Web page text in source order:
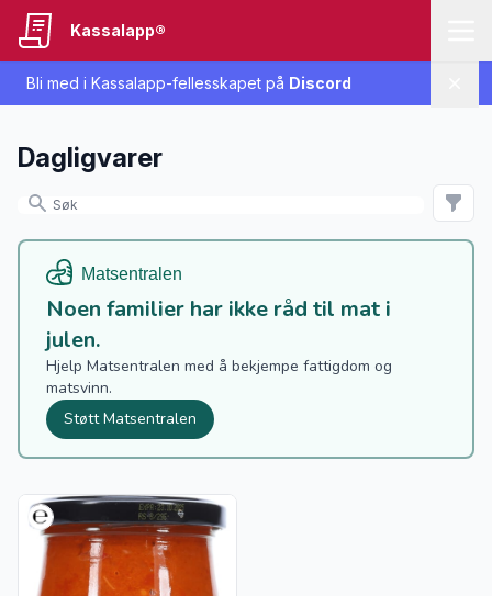
Bli med i Kassalapp-fellesskapet på Discord
Kassalapp®
Dagligvarer
Noen familier har ikke råd til mat i
julen.
Hjelp Matsentralen med å bekjempe fattigdom og
matsvinn.
Støtt Matsentralen
Vis flere detaljer for produktet "Ajvar Mild Saus 350g Rio